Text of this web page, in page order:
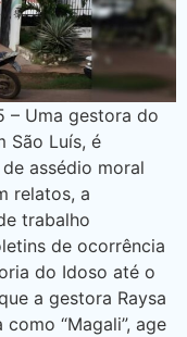
– Uma gestora do
São Luís, é
assédio moral
relatos, a
trabalho
de ocorrência
do Idoso até o
a gestora Raysa
“Magali”, age